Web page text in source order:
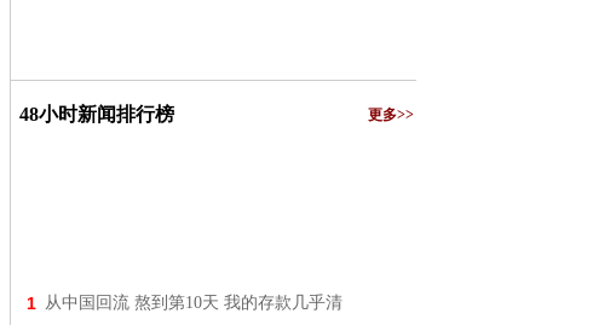
48小时新闻排行榜 更多>>
1 从中国回流 熬到第10天 我的存款几乎清